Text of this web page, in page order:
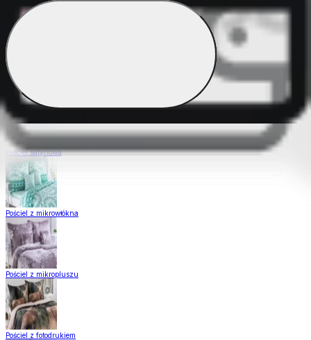
Pościel Dual Feel
Pościel z gładkiej bawełny
Pościel satynowa
Pościel z mikrowłókna
Pościel z mikropluszu
Pościel z fotodrukiem